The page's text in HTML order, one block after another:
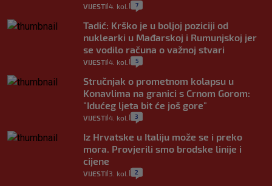
VIJESTI 4. kol. 7
Tadić: Krško je u boljoj poziciji od
nuklearki u Mađarskoj i Rumunjskoj jer
se vodilo računa o važnoj stvari
VIJESTI 4. kol. 5
Stručnjak o prometnom kolapsu u
Konavlima na granici s Crnom Gorom:
"Idućeg ljeta bit će još gore"
VIJESTI 4. kol. 3
Iz Hrvatske u Italiju može se i preko
mora. Provjerili smo brodske linije i
cijene
VIJESTI 3. kol. 2